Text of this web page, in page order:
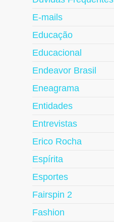
E-mails
Educação
Educacional
Endeavor Brasil
Eneagrama
Entidades
Entrevistas
Erico Rocha
Espírita
Esportes
Fairspin 2
Fashion